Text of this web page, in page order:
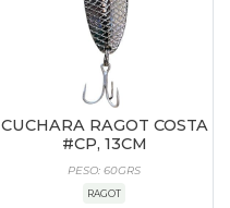
CUCHARA RAGOT COSTA
#CP, 13CM
PESO: 60GRS
RAGOT